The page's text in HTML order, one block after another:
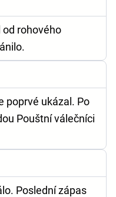
rohového
poprvé ukázal. Po
Pouštní válečníci
Poslední zápas